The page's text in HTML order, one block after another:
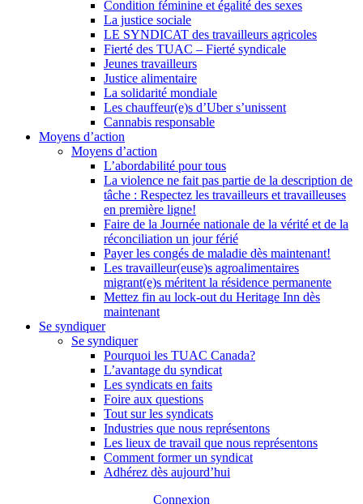
Condition féminine et égalité des sexes
La justice sociale
LE SYNDICAT des travailleurs agricoles
Fierté des TUAC – Fierté syndicale
Jeunes travailleurs
Justice alimentaire
La solidarité mondiale
Les chauffeur(e)s d’Uber s’unissent
Cannabis responsable
Moyens d’action
Moyens d’action
L’abordabilité pour tous
La violence ne fait pas partie de la description de
tâche : Respectez les travailleurs et travailleuses
en première ligne!
Faire de la Journée nationale de la vérité et de la
réconciliation un jour férié
Payer les congés de maladie dès maintenant!
Les travailleur(euse)s agroalimentaires
migrant(e)s méritent la résidence permanente
Mettez fin au lock-out du Heritage Inn dès
maintenant
Se syndiquer
Se syndiquer
Pourquoi les TUAC Canada?
L’avantage du syndicat
Les syndicats en faits
Foire aux questions
Tout sur les syndicats
Industries que nous représentons
Les lieux de travail que nous représentons
Comment former un syndicat
Adhérez dès aujourd’hui
Connexion